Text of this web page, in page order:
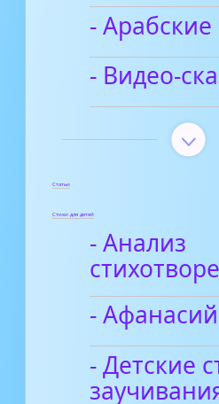
- Арабские
- Видео-
Статьи
Стихи для детей
- Анализ
-
- Детские